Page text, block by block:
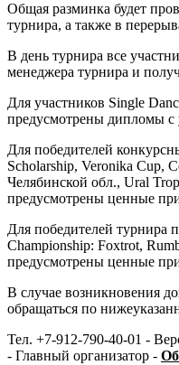
Общая разминка будет
турнира, а также в
В день турнира все
менеджера турнира и
Для участников Single
предусмотрены дипломы с
Для победителей
Scholarship, Veronika Cup,
Челябинской обл., Ural
предусмотрены ценные
Для победителей турнира
Championship: Foxtrot,
предусмотрены ценные
В случае возникновения
обращаться по
Тел. +7-912-790-40-01 -
- Главный организатор -